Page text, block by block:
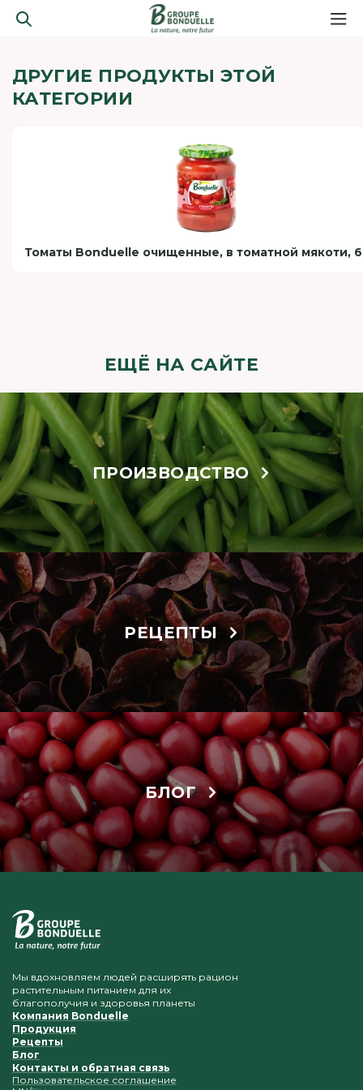
ДРУГИЕ ПРОДУКТЫ ЭТОЙ
КАТЕГОРИИ
Томаты Bonduelle очищенные, в томатной мякоти,
ЕЩЁ НА САЙТЕ
ПРОИЗВОДСТВО
РЕЦЕПТЫ
БЛОГ
Мы вдохновляем людей расширять рацион
растительным питанием для их
благополучия и здоровья планеты
Компания Bonduelle
Продукция
Рецепты
Блог
Контакты и обратная связь
Пользовательское соглашение